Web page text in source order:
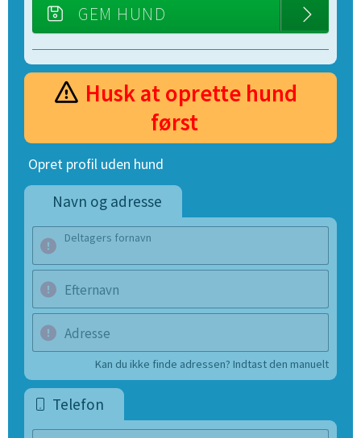
GEM HUND
Husk at oprette hund
først
Opret profil uden hund
Navn og adresse
Deltagers fornavn
Efternavn
Adresse
Kan du ikke finde adressen? Indtast den manuelt
Telefon